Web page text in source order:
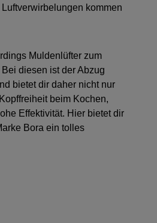
kommen
Muldenlüfter zum
diesen ist der Abzug
bietet dir daher nicht nur
beim Kochen,
Effektivität. Hier bietet dir
Bora ein tolles